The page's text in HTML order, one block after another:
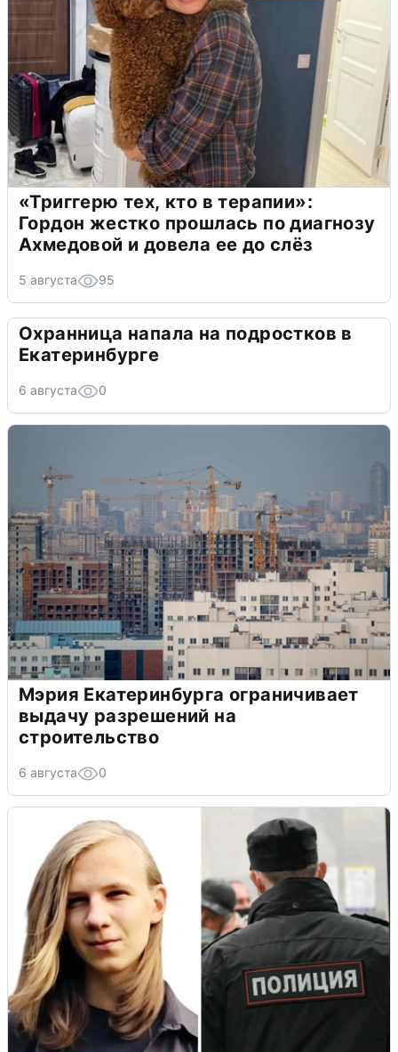
«Триггерю тех, кто в терапии»:
Гордон жестко прошлась по диагнозу
Ахмедовой и довела ее до слёз
5 августа 95
Охранница напала на подростков в
Екатеринбурге
6 августа 0
Мэрия Екатеринбурга ограничивает
выдачу разрешений на
строительство
6 августа 0